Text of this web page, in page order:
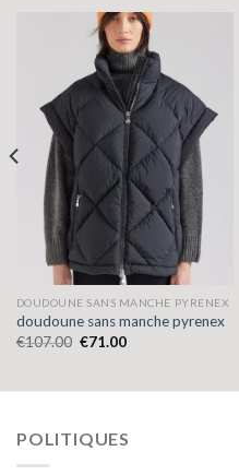
DOUDOUNE SANS MANCHE PYRENEX
doudoune sans manche pyrenex
€107.00 €71.00
POLITIQUES